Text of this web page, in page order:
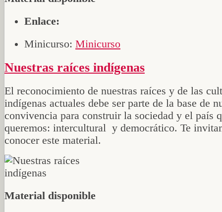
Enlace:
Minicurso: Minicurso
Nuestras raíces indígenas
El reconocimiento de nuestras raíces y de las
indígenas actuales debe ser parte de la base de
convivencia para construir la sociedad y el país
queremos: intercultural y democrático. Te
conocer este material.
Material disponible